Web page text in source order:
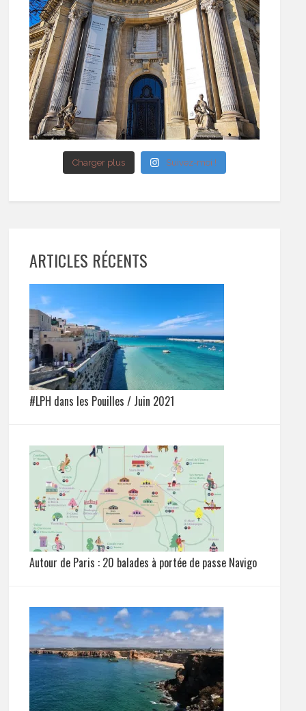
Charger plus Suivez-moi !
ARTICLES RÉCENTS
#LPH dans les Pouilles / Juin 2021
Autour de Paris : 20 balades à portée de passe Navigo